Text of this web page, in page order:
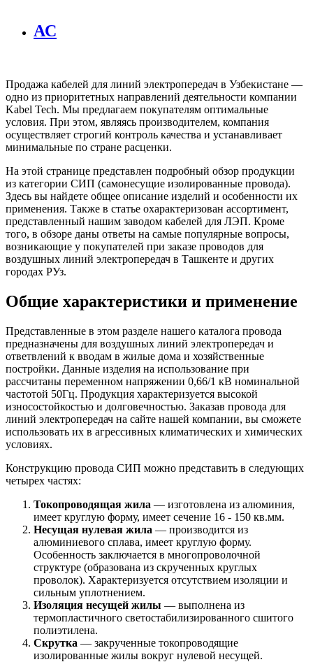
АС
Продажа кабелей для линий электропередач в Узбекистане —
одно из приоритетных направлений деятельности компании
Kabel Tech. Мы предлагаем покупателям оптимальные
условия. При этом, являясь производителем, компания
осуществляет строгий контроль качества и устанавливает
минимальные по стране расценки.
На этой странице представлен подробный обзор продукции
из категории СИП (самонесущие изолированные провода).
Здесь вы найдете общее описание изделий и особенности их
применения. Также в статье охарактеризован ассортимент,
представленный нашим заводом кабелей для ЛЭП. Кроме
того, в обзоре даны ответы на самые популярные вопросы,
возникающие у покупателей при заказе проводов для
воздушных линий электропередач в Ташкенте и других
городах РУз.
Общие характеристики и применение
Представленные в этом разделе нашего каталога провода
предназначены для воздушных линий электропередач и
ответвлений к вводам в жилые дома и хозяйственные
постройки. Данные изделия на использование при
рассчитаны переменном напряжении 0,66/1 кВ номинальной
частотой 50Гц. Продукция характеризуется высокой
износостойкостью и долговечностью. Заказав провода для
линий электропередач на сайте нашей компании, вы сможете
использовать их в агрессивных климатических и химических
условиях.
Конструкцию провода СИП можно представить в следующих
четырех частях:
Токопроводящая жила — изготовлена из алюминия,
имеет круглую форму, имеет сечение 16 - 150 кв.мм.
Несущая нулевая жила — производится из
алюминиевого сплава, имеет круглую форму.
Особенность заключается в многопроволочной
структуре (образована из скрученных круглых
проволок). Характеризуется отсутствием изоляции и
сильным уплотнением.
Изоляция несущей жилы — выполнена из
термопластичного светостабилизированного сшитого
полиэтилена.
Скрутка — закрученные токопроводящие
изолированные жилы вокруг нулевой несущей.